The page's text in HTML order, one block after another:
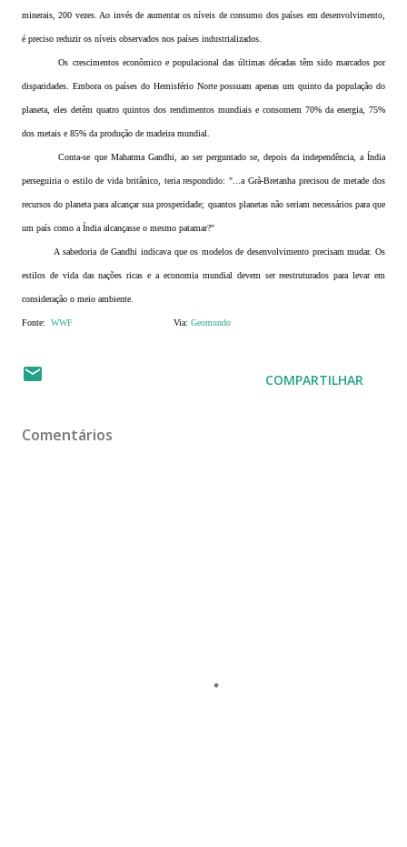
minerais, 200 vezes. Ao invés de aumentar os níveis de consumo dos países em desenvolvimento,
é preciso reduzir os níveis observados nos países industrializados.
Os crescimentos econômico e populacional das últimas décadas têm sido marcados por
disparidades. Embora os países do Hemisfério Norte possuam apenas um quinto da população do
planeta, eles detêm quatro quintos dos rendimentos mundiais e consomem 70% da energia, 75%
dos metais e 85% da produção de madeira mundial.
Conta-se que Mahatma Gandhi, ao ser perguntado se, depois da independência, a Índia
perseguiria o estilo de vida britânico, teria respondido: "...a Grã-Bretanha precisou de metade dos
recursos do planeta para alcançar sua prosperidade; quantos planetas não seriam necessários para que
um país como a Índia alcançasse o mesmo patamar?"
A sabedoria de Gandhi indicava que os modelos de desenvolvimento precisam mudar. Os
estilos de vida das nações ricas e a economia mundial devem ser reestruturados para levar em
consideração o meio ambiente.
Fonte: WWF Via: Geomundo
COMPARTILHAR
Comentários